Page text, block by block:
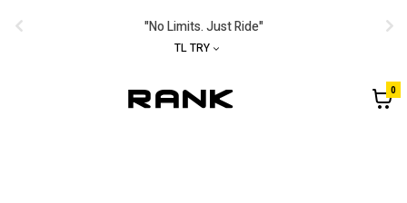
"No Limits. Just Ride"
TL TRY
0